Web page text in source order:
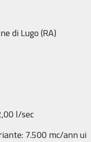
di Lugo (RA)
l/sec
7.500 mc/annui